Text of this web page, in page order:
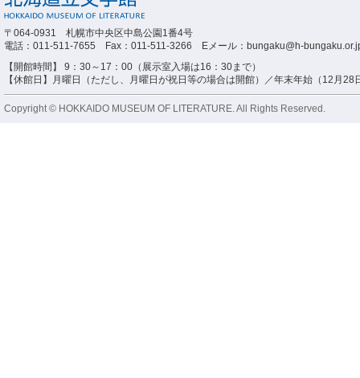
〒064-0931 札幌市中央区中島公園1番4号
電話：011-511-7655 Fax：011-511-3266 Eメール：bungaku@h-
【開館時間】 9：30～17：00（展示室入場は16：30まで）
【休館日】月曜日（ただし、月曜日が祝日等の場合は開館）／年末年始（12月28
Copyright © HOKKAIDO MUSEUM OF LITERATURE. All Rights Reserved.